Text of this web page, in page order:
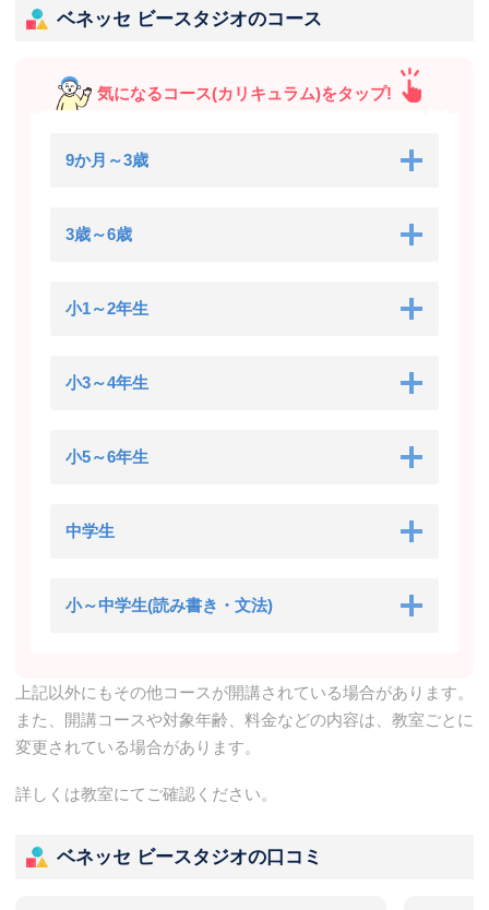
ベネッセ ビースタジオのコース
気になるコース(カリキュラム)をタップ!
9か月～3歳
3歳～6歳
小1～2年生
小3～4年生
小5～6年生
中学生
小～中学生(読み書き・文法)
上記以外にもその他コースが開講されている場合があります。
また、開講コースや対象年齢、料金などの内容は、教室ごとに
変更されている場合があります。
詳しくは教室にてご確認ください。
ベネッセ ビースタジオの口コミ